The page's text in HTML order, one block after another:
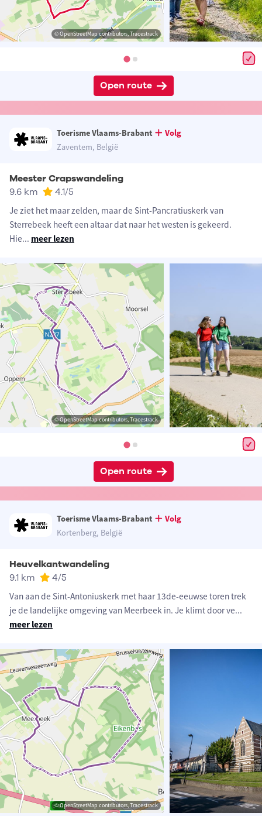
© OpenStreetMap contributors, Tracestrack
Open route
Toerisme Vlaams-Brabant
Volg
Zaventem, België
Meester Crapswandeling
9.6 km 4.1/5
Je ziet het maar zelden, maar de Sint-Pancratiuskerk van
Sterrebeek heeft een altaar dat naar het westen is gekeerd.
Hie... meer lezen
© OpenStreetMap contributors, Tracestrack
Open route
Toerisme Vlaams-Brabant
Volg
Kortenberg, België
Heuvelkantwandeling
9.1 km 4/5
Van aan de Sint-Antoniuskerk met haar 13de-eeuwse toren trek
je de landelijke omgeving van Meerbeek in. Je klimt door ve...
meer lezen
© OpenStreetMap contributors, Tracestrack